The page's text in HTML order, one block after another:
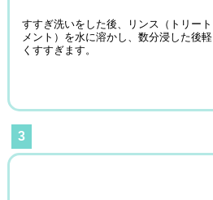
すすぎ洗いをした後、リンス（トリート
メント）を水に溶かし、数分浸した後軽
くすすぎます。
3